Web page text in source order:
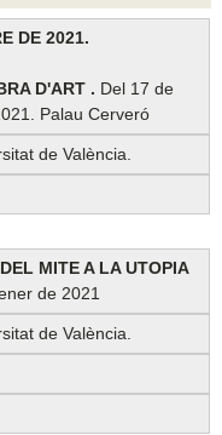
DE 2021.
D'ART . Del 17 de
Palau Cerveró
de València.
MITE A LA UTOPIA​
de 2021
de València.